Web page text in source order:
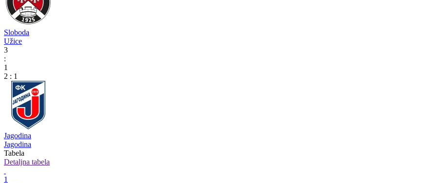
Sloboda
Užice
3
:
1
2 : 1
Jagodina
Jagodina
Tabela
Detaljna tabela
1